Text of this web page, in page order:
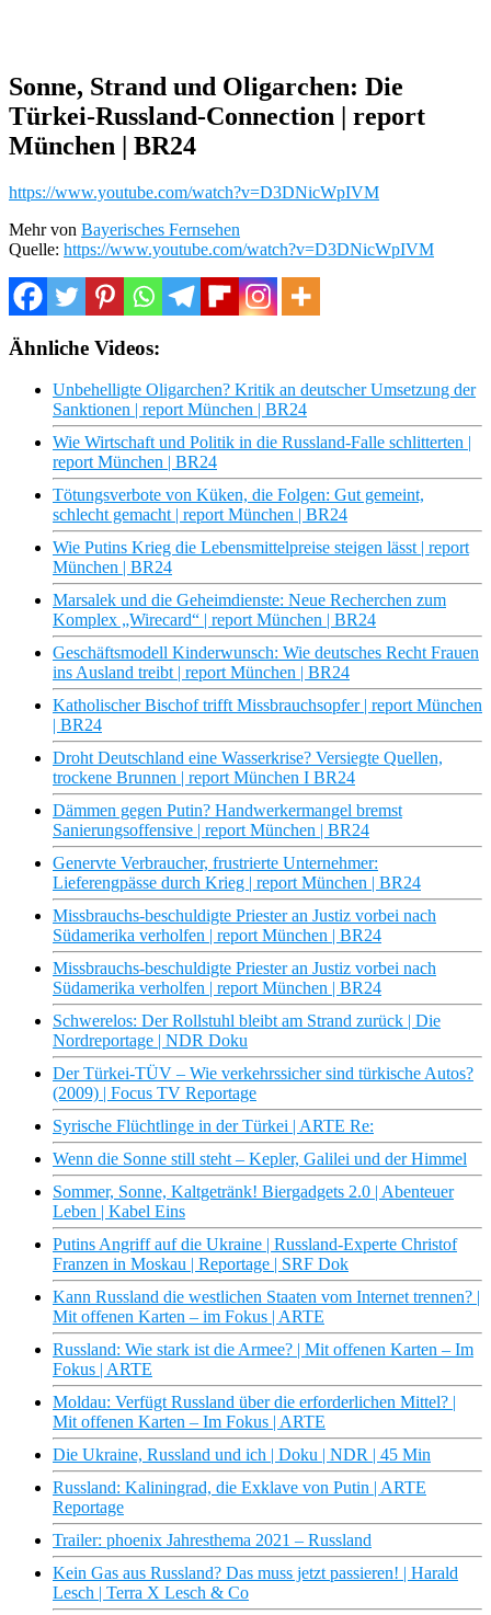
Sonne, Strand und Oligarchen: Die
Türkei-Russland-Connection | report
München | BR24
https://www.youtube.com/watch?v=D3DNicWpIVM
Mehr von Bayerisches Fernsehen
Quelle: https://www.youtube.com/watch?v=D3DNicWpIVM
Ähnliche Videos:
Unbehelligte Oligarchen? Kritik an deutscher Umsetzung der
Sanktionen | report München | BR24
Wie Wirtschaft und Politik in die Russland-Falle schlitterten |
report München | BR24
Tötungsverbote von Küken, die Folgen: Gut gemeint,
schlecht gemacht | report München | BR24
Wie Putins Krieg die Lebensmittelpreise steigen lässt | report
München | BR24
Marsalek und die Geheimdienste: Neue Recherchen zum
Komplex „Wirecard“ | report München | BR24
Geschäftsmodell Kinderwunsch: Wie deutsches Recht Frauen
ins Ausland treibt | report München | BR24
Katholischer Bischof trifft Missbrauchsopfer | report München
| BR24
Droht Deutschland eine Wasserkrise? Versiegte Quellen,
trockene Brunnen | report München I BR24
Dämmen gegen Putin? Handwerkermangel bremst
Sanierungsoffensive | report München | BR24
Genervte Verbraucher, frustrierte Unternehmer:
Lieferengpässe durch Krieg | report München | BR24
Missbrauchs-beschuldigte Priester an Justiz vorbei nach
Südamerika verholfen | report München | BR24
Missbrauchs-beschuldigte Priester an Justiz vorbei nach
Südamerika verholfen | report München | BR24
Schwerelos: Der Rollstuhl bleibt am Strand zurück | Die
Nordreportage | NDR Doku
Der Türkei-TÜV – Wie verkehrssicher sind türkische Autos?
(2009) | Focus TV Reportage
Syrische Flüchtlinge in der Türkei | ARTE Re:
Wenn die Sonne still steht – Kepler, Galilei und der Himmel
Sommer, Sonne, Kaltgetränk! Biergadgets 2.0 | Abenteuer
Leben | Kabel Eins
Putins Angriff auf die Ukraine | Russland-Experte Christof
Franzen in Moskau | Reportage | SRF Dok
Kann Russland die westlichen Staaten vom Internet trennen? |
Mit offenen Karten – im Fokus | ARTE
Russland: Wie stark ist die Armee? | Mit offenen Karten – Im
Fokus | ARTE
Moldau: Verfügt Russland über die erforderlichen Mittel? |
Mit offenen Karten – Im Fokus | ARTE
Die Ukraine, Russland und ich | Doku | NDR | 45 Min
Russland: Kaliningrad, die Exklave von Putin | ARTE
Reportage
Trailer: phoenix Jahresthema 2021 – Russland
Kein Gas aus Russland? Das muss jetzt passieren! | Harald
Lesch | Terra X Lesch & Co